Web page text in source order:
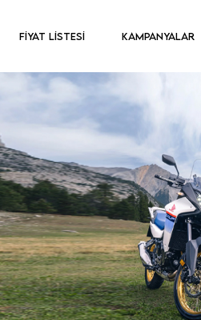
FİYAT LİSTESİ KAMPANYALAR